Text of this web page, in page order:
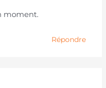
moment.
Répondre